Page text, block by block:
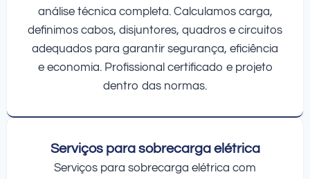
análise técnica completa. Calculamos carga,
definimos cabos, disjuntores, quadros e circuitos
adequados para garantir segurança, eficiência
e economia. Profissional certificado e projeto
dentro das normas.
Serviços para sobrecarga elétrica
Serviços para sobrecarga elétrica com